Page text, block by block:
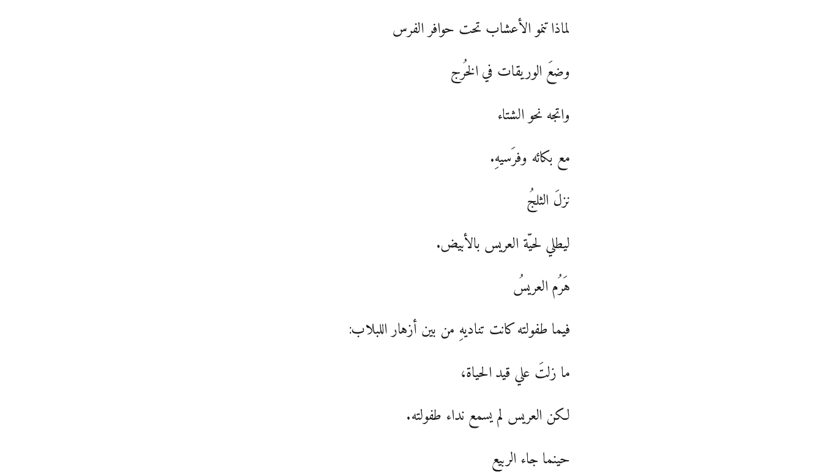
لماذا تنمو الأعشاب تحت حوافر الفرس
وضعَ الوريقات في الخُرج
واتجه نحو الشتاء
مع بكائه وفرَسيهِ.
نزلَ الثلجُ
ليطلي لحيّة العريس بالأبيض.
هَرُم العريسُ
فيما طفولته كانت تناديهِ من بين أزهار اللبلاب:
ما زلتَ علي قيد الحياة،
لكن العريس لم يسمع نداء طفولته.
حينما جاء الربيع